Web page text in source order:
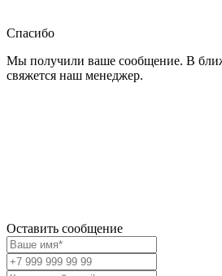
Спасибо
Мы получили ваше сообщение. В
свяжется наш менеджер.
Оставить сообщение